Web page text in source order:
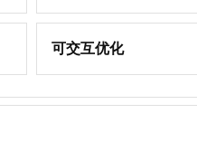
可交互优化